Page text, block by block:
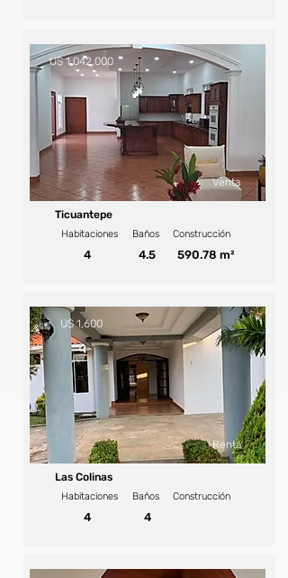
Venta
U$ 1,042,000
Ticuantepe
Habitaciones Baños Construcción
4 4.5 590.78 m²
Renta
U$ 1,600
Las Colinas
Habitaciones Baños Construcción
4 4